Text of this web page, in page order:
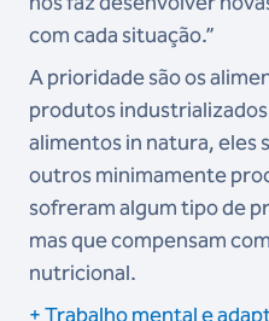
com cada situação.”
A prioridade são os
produtos
alimentos in natura, eles
outros minimamente
sofreram algum tipo de
mas que compensam
nutricional.
+ Trabalho mental e